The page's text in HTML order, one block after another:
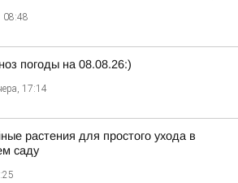
08:48
погоды на 08.08.26:)
17:14
растения для простого ухода в
саду